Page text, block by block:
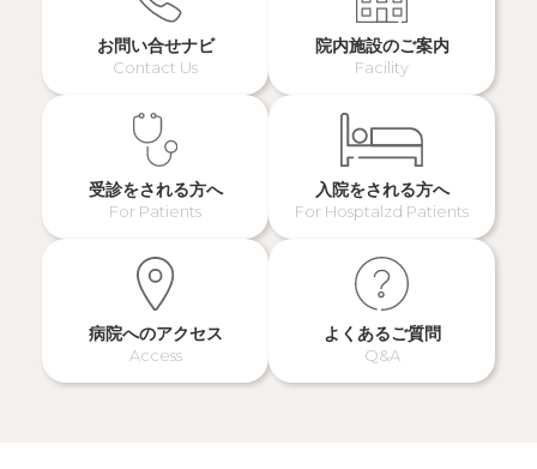
お問い合せナビ
Contact Us
院内施設のご案内
Facility
受診をされる方へ
For Patients
入院をされる方へ
For Hosptalzd Patients
病院へのアクセス
Access
よくあるご質問
Q&A